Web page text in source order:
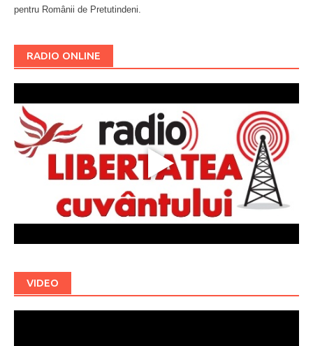
pentru Românii de Pretutindeni.
RADIO ONLINE
VIDEO